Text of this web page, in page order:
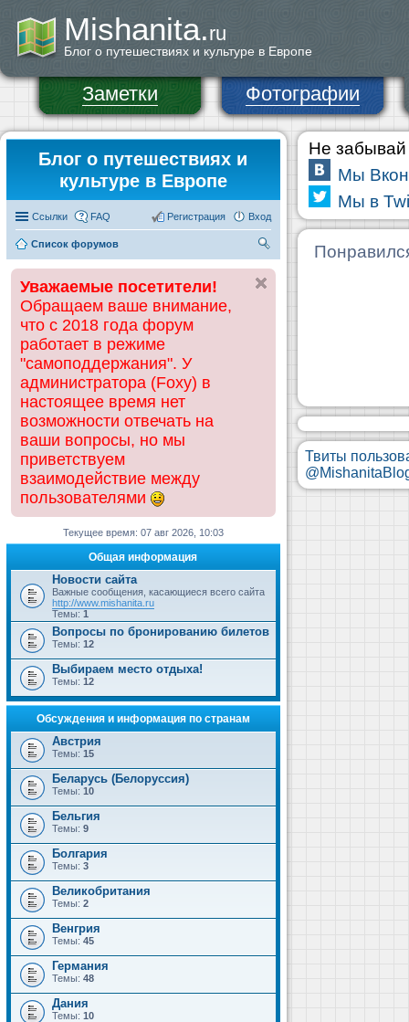
Mishanita.ru
Блог о путешествиях и культуре в Европе
Заметки Фотографии
Блог о путешествиях и
культуре в Европе
Ссылки FAQ Вход
Регистрация
Список форумов
ск
Уважаемые посетители!
Обращаем ваше внимание,
что с 2018 года форум
работает в режиме
"самоподдержания". У
администратора (Foxy) в
настоящее время нет
возможности отвечать на
ваши вопросы, но мы
приветствуем
взаимодействие между
пользователями
Текущее время: 07 авг 2026, 10:03
Общая информация
Новости сайта
Важные сообщения, касающиеся всего сайта
http://www.mishanita.ru
Темы: 1
Вопросы по бронированию билетов
Темы: 12
Выбираем место отдыха!
Темы: 12
Обсуждения и информация по странам
Австрия
Темы: 15
Беларусь (Белоруссия)
Темы: 10
Бельгия
Темы: 9
Болгария
Темы: 3
Великобритания
Темы: 2
Венгрия
Темы: 45
Германия
Темы: 48
Дания
Темы: 10
Не забывай
Мы
Мы в
Твиты